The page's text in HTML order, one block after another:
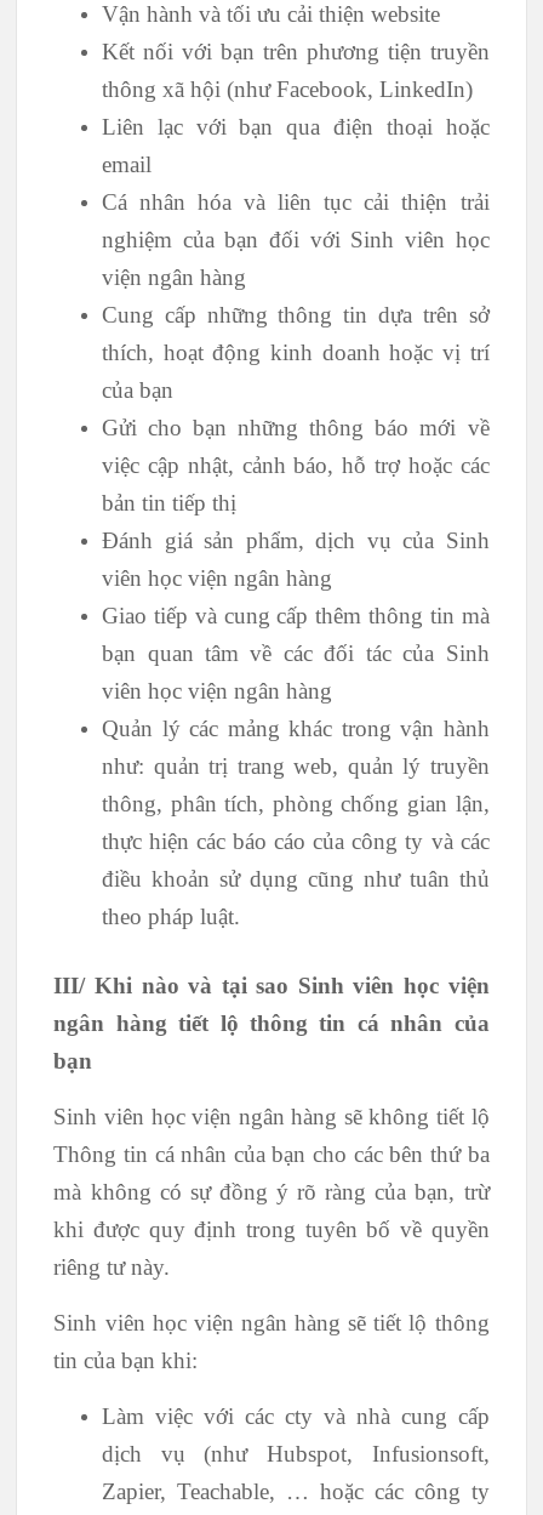
Vận hành và tối ưu cải thiện website
Kết nối với bạn trên phương tiện truyền
thông xã hội (như Facebook, LinkedIn)
Liên lạc với bạn qua điện thoại hoặc
email
Cá nhân hóa và liên tục cải thiện trải
nghiệm của bạn đối với Sinh viên học
viện ngân hàng
Cung cấp những thông tin dựa trên sở
thích, hoạt động kinh doanh hoặc vị trí
của bạn
Gửi cho bạn những thông báo mới về
việc cập nhật, cảnh báo, hỗ trợ hoặc các
bản tin tiếp thị
Đánh giá sản phẩm, dịch vụ của Sinh
viên học viện ngân hàng
Giao tiếp và cung cấp thêm thông tin mà
bạn quan tâm về các đối tác của Sinh
viên học viện ngân hàng
Quản lý các mảng khác trong vận hành
như: quản trị trang web, quản lý truyền
thông, phân tích, phòng chống gian lận,
thực hiện các báo cáo của công ty và các
điều khoản sử dụng cũng như tuân thủ
theo pháp luật.
III/ Khi nào và tại sao Sinh viên học viện
ngân hàng tiết lộ thông tin cá nhân của
bạn
Sinh viên học viện ngân hàng sẽ không tiết lộ
Thông tin cá nhân của bạn cho các bên thứ ba
mà không có sự đồng ý rõ ràng của bạn, trừ
khi được quy định trong tuyên bố về quyền
riêng tư này.
Sinh viên học viện ngân hàng sẽ tiết lộ thông
tin của bạn khi:
Làm việc với các cty và nhà cung cấp
dịch vụ (như Hubspot, Infusionsoft,
Zapier, Teachable, … hoặc các công ty